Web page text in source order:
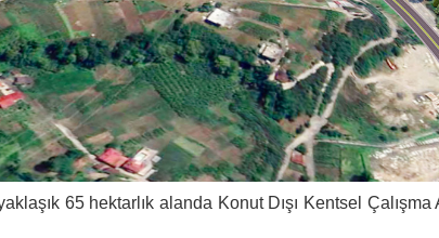
65 hektarlık alanda Konut Dışı Kentsel